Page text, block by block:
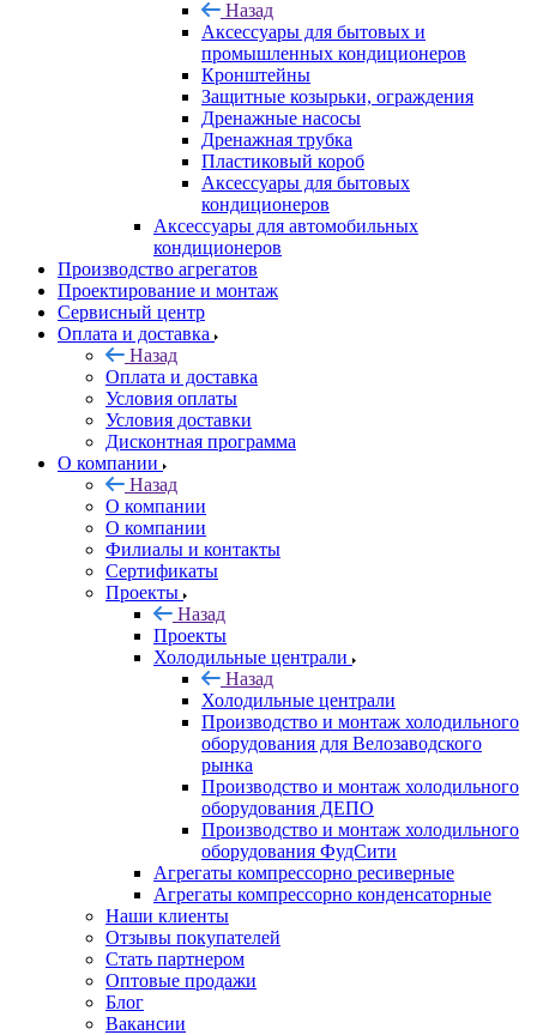
Назад
Аксессуары для бытовых и
промышленных кондиционеров
Кронштейны
Защитные козырьки, ограждения
Дренажные насосы
Дренажная трубка
Пластиковый короб
Аксессуары для бытовых
кондиционеров
Аксессуары для автомобильных
кондиционеров
Производство агрегатов
Проектирование и монтаж
Сервисный центр
Оплата и доставка
Назад
Оплата и доставка
Условия оплаты
Условия доставки
Дисконтная программа
О компании
Назад
О компании
О компании
Филиалы и контакты
Сертификаты
Проекты
Назад
Проекты
Холодильные централи
Назад
Холодильные централи
Производство и монтаж холодильного
оборудования для Велозаводского
рынка
Производство и монтаж холодильного
оборудования ДЕПО
Производство и монтаж холодильного
оборудования ФудСити
Агрегаты компрессорно ресиверные
Агрегаты компрессорно конденсаторные
Наши клиенты
Отзывы покупателей
Стать партнером
Оптовые продажи
Блог
Вакансии